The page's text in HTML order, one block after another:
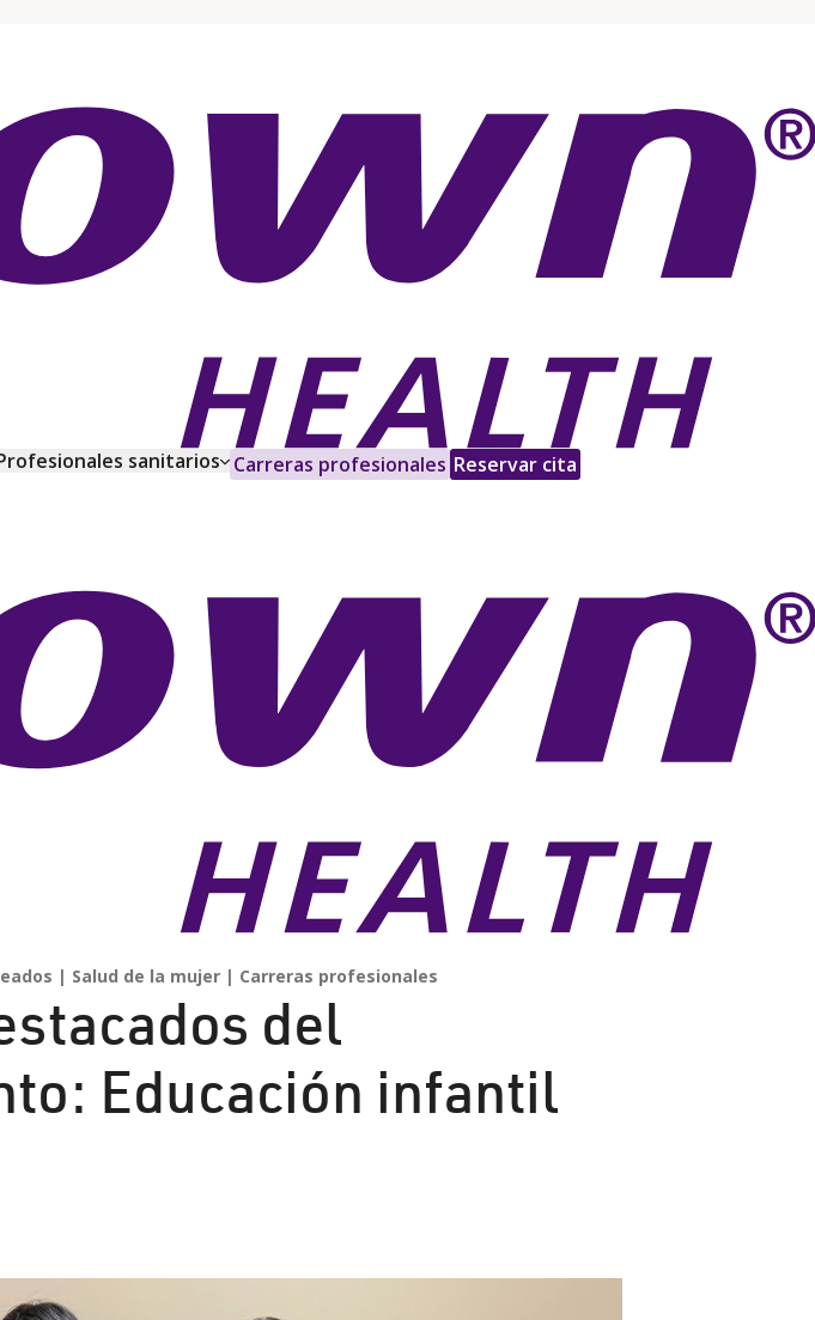
sanitarios Carreras profesionales Reservar cita
Salud de la mujer Carreras profesionales
del
Educación infantil